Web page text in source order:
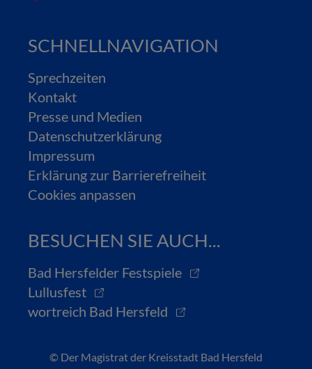
SCHNELLNAVIGATION
Sprechzeiten
Kontakt
Presse und Medien
Datenschutzerklärung
Impressum
Erklärung zur Barrierefreiheit
Cookies anpassen
BESUCHEN SIE AUCH...
Bad Hersfelder Festspiele
Lullusfest
wortreich Bad Hersfeld
© Der Magistrat der Kreisstadt Bad Hersfeld